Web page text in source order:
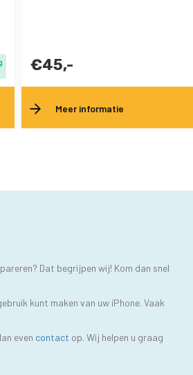
€45,-
Meer informatie
Dat begrijpen wij! Kom dan snel
kunt maken van uw iPhone. Vaak
even contact op. Wij helpen u graag